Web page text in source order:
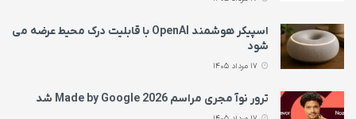
اسپیکر هوشمند OpenAI با قابلیت درک محیط عرضه می‌
شود
ترور نوآ مجری مراسم Made by Google 2026 شد